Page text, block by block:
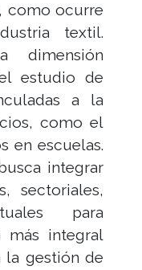
como ocurre
textil.
dimensión
estudio de
a la
como el
en escuelas.
integrar
sectoriales,
para
más integral
la gestión de